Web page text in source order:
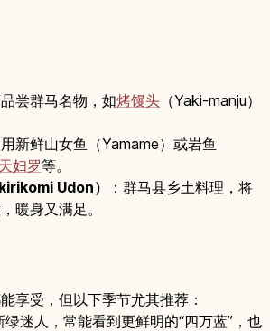
尝群马名物，如烤馒头 （Yaki-manju）
用新鲜山女鱼（Yamame）或岩鱼
天妇罗等。
Udon）
：群马县乡土料理，将
暖身又满足。
享受，但以下季节尤其推荐：
绿迷人，常能看到更鲜明的“四万蓝”，也